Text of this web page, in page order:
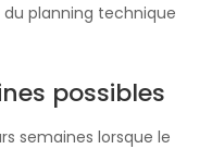
du planning technique
possibles
semaines lorsque le